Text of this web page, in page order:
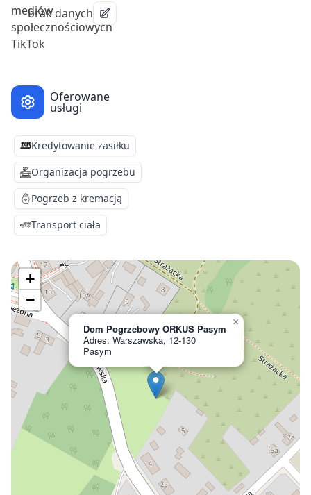
brak danych
Oferowane
usługi
Kredytowanie zasiłku
Organizacja pogrzebu
Pogrzeb z kremacją
Transport ciała
Dom Pogrzebowy ORKUS Pasym
Adres: Warszawska, 12-130
Pasym
×
+
−